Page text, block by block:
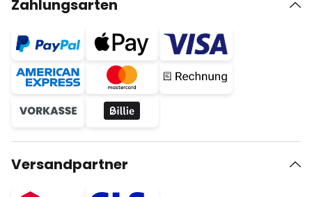
Zahlungsarten
Versandpartner